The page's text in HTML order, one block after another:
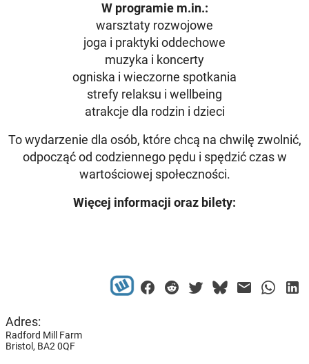
W programie m.in.:
warsztaty rozwojowe
joga i praktyki oddechowe
muzyka i koncerty
ogniska i wieczorne spotkania
strefy relaksu i wellbeing
atrakcje dla rodzin i dzieci
To wydarzenie dla osób, które chcą na chwilę zwolnić,
odpocząć od codziennego pędu i spędzić czas w
wartościowej społeczności.
Więcej informacji oraz bilety:
Adres:
Radford Mill Farm
Bristol, BA2 0QF